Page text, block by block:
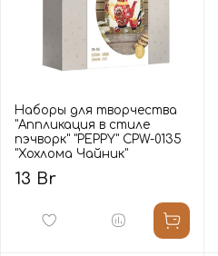
Наборы для творчества
"Аппликация в стиле
пэчворк" "PEPPY" CPW-0135
"Хохлома Чайник"
13 Br